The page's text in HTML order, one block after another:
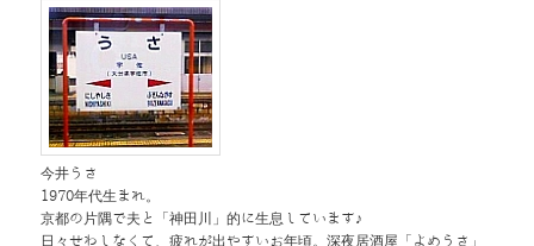
今井うさ
1970年代生まれ。
京都の片隅で夫と「神田川」的に生息しています♪
日々せわしなくて、疲れが出やすいお年頃。深夜居酒屋「よめうさ」